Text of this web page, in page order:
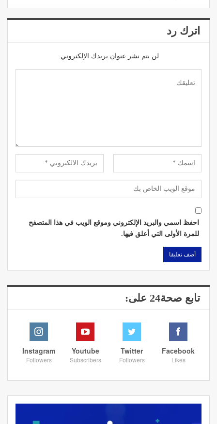
اترك رد
لن يتم نشر عنوان بريدك الإلكتروني.
احفظ اسمي والبريد الإلكتروني وموقع الويب في هذا المتصفح
للمرة الأولى التي أعلق فيها.
تابع صحة24 على:
Facebook
Likes
Twitter
Followers
Youtube
Subscribers
Instagram
Followers